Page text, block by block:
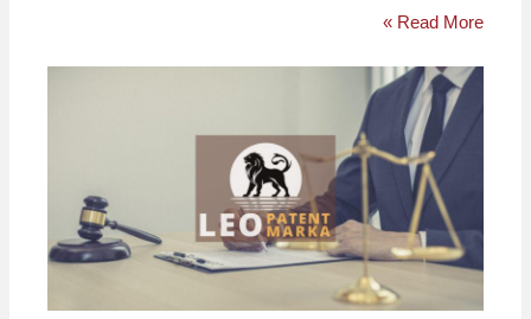
Read More »